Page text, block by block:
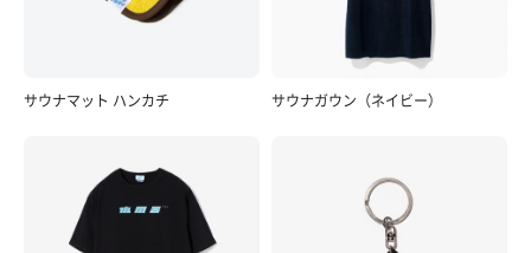
サウナマット ハンカチ サウナガウン（ネイビー）